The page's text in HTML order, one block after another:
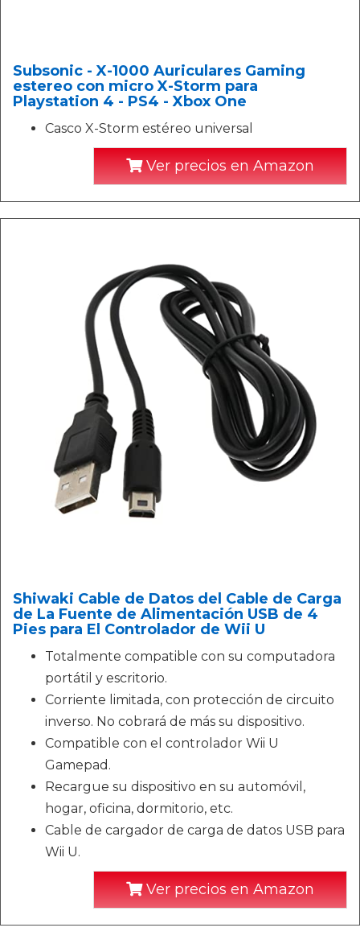
Subsonic - X-1000 Auriculares Gaming
estereo con micro X-Storm para
Playstation 4 - PS4 - Xbox One
Casco X-Storm estéreo universal
Ver precios en Amazon
Shiwaki Cable de Datos del Cable de Carga
de La Fuente de Alimentación USB de 4
Pies para El Controlador de Wii U
Totalmente compatible con su computadora
portátil y escritorio.
Corriente limitada, con protección de circuito
inverso. No cobrará de más su dispositivo.
Compatible con el controlador Wii U
Gamepad.
Recargue su dispositivo en su automóvil,
hogar, oficina, dormitorio, etc.
Cable de cargador de carga de datos USB para
Wii U.
Ver precios en Amazon